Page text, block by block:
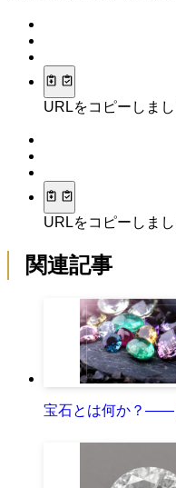
URLをコピーしまし
URLをコピーしまし
関連記事
宝石とは何か？――